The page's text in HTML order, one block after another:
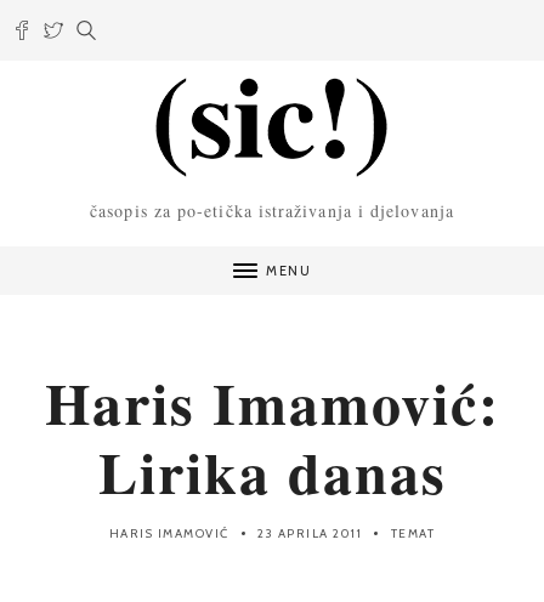
časopis za po-etička istraživanja i djelovanja
MENU
Haris Imamović:
Lirika danas
HARIS IMAMOVIĆ 23 APRILA 2011 TEMAT